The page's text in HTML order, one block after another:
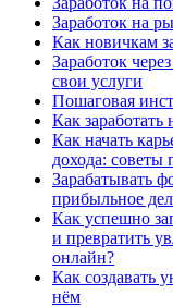
Заработок на
Как новичкам
Заработок
свои услуги
Пошаговая
Как
Как начать
дохода: советы
Зарабатывать
прибыльное
Как успешно
и превратить
онлайн?
Как создавать
нём